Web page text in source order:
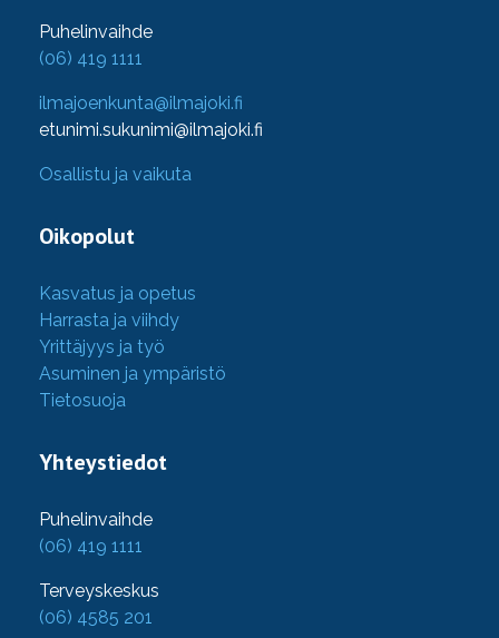
Puhelinvaihde
(06) 419 1111
ilmajoenkunta@ilmajoki.fi
etunimi.sukunimi@ilmajoki.fi
Osallistu ja vaikuta
Oikopolut
Kasvatus ja opetus
Harrasta ja viihdy
Yrittäjyys ja työ
Asuminen ja ympäristö
Tietosuoja
Yhteystiedot
Puhelinvaihde
(06) 419 1111
Terveyskeskus
(06) 4585 201